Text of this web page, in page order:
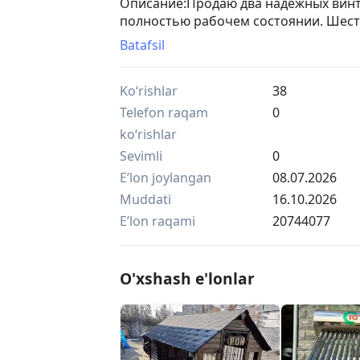
Описание:Продаю два надежных
полностью рабочем состоянии.
переключаются. Отличный вариант
Надежная советская классика для
Quarz-Schaltuhr (ГДР, завод
с кварцевой стабилизацией хода от
полностью проверены, механизмы на
повреждений.
Batafsil
Ko‘rishlar
38
Telefon raqam
ko‘rishlar
0
Sevimli
0
Eʼlon joylangan
08.07.2026
Muddati
16.10.2026
Eʼlon raqami
20744077
O'xshash e'lonlar